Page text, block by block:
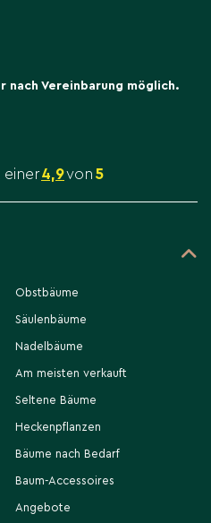
nach Vereinbarung möglich.
einer4,9von 5
Obstbäume
Säulenbäume
Nadelbäume
Am meisten verkauft
Seltene Bäume
Heckenpflanzen
Bäume nach Bedarf
Baum-Accessoires
Angebote